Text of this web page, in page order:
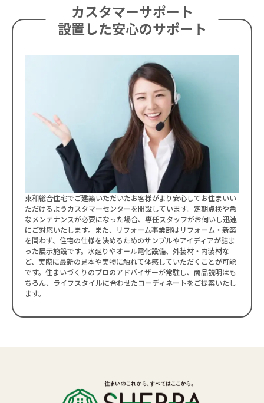
カスタマーサポート
設置した安心のサポート
東和総合住宅でご建築いただいたお客様がより安心してお住まいい
ただけるようカスタマーセンターを開設しています。定期点検や急
なメンテナンスが必要になった場合、専任スタッフがお伺いし迅速
にご対応いたします。また、リフォーム事業部はリフォーム・新築
を問わず、住宅の仕様を決めるためのサンプルやアイディアが詰ま
った展示施設です。水廻りやオール電化設備、外装材・内装材な
ど、実際に最新の見本や実物に触れて体感していただくことが可能
です。住まいづくりのプロのアドバイザーが常駐し、商品説明はも
ちろん、ライフスタイルに合わせたコーディネートをご提案いたし
ます。